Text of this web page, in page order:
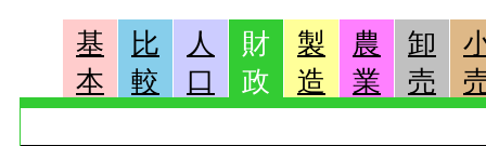
基
本
比
較
人
口
財
政
製
造
農
業
卸
売